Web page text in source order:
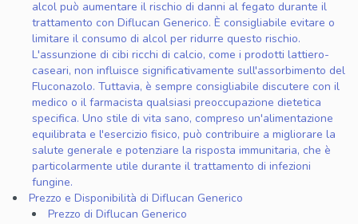
alcol può aumentare il rischio di danni al fegato durante il
trattamento con Diflucan Generico. È consigliabile evitare o
limitare il consumo di alcol per ridurre questo rischio.
L'assunzione di cibi ricchi di calcio, come i prodotti lattiero-
caseari, non influisce significativamente sull'assorbimento del
Fluconazolo. Tuttavia, è sempre consigliabile discutere con il
medico o il farmacista qualsiasi preoccupazione dietetica
specifica. Uno stile di vita sano, compreso un'alimentazione
equilibrata e l'esercizio fisico, può contribuire a migliorare la
salute generale e potenziare la risposta immunitaria, che è
particolarmente utile durante il trattamento di infezioni
fungine.
Prezzo e Disponibilità di Diflucan Generico
Prezzo di Diflucan Generico